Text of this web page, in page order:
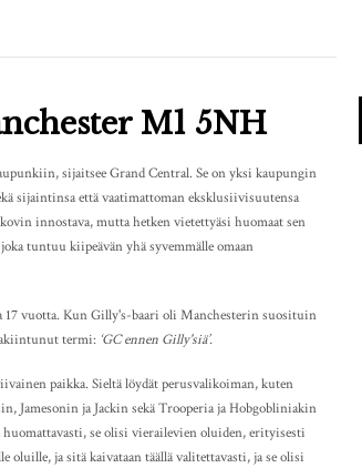
M1 5NH
sijaitsee Grand Central. Se on yksi kaupungin
sijaintinsa että vaatimattoman eksklusiivisuutensa
innostava, mutta hetken vietettyäsi huomaat sen
tuntuu kiipeävän yhä syvemmälle omaan
17 vuotta. Kun Gilly's-baari oli Manchesterin suosituin
termi: ‘GC ennen Gilly'siä’.
paikka. Sieltä löydät perusvalikoiman, kuten
Jamesonin ja Jackin sekä Trooperia ja Hobgobliniakin
huomattavasti, se olisi vierailevien oluiden, erityisesti
oluille, ja sitä kaivataan täällä valitettavasti, ja se olisi